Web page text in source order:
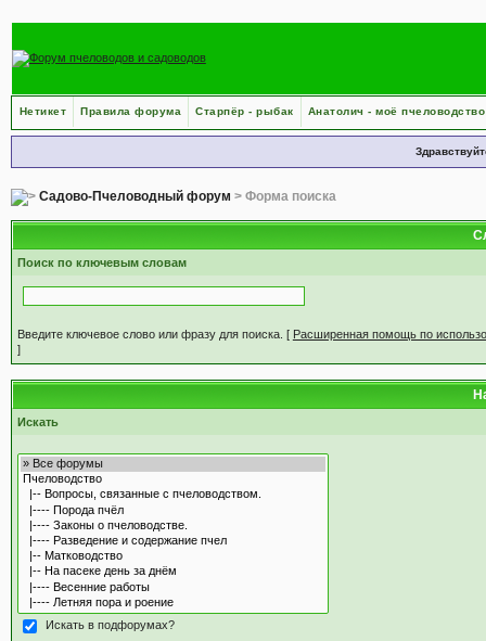
Нетикет Правила форума Старпёр - рыбак Анатолич - моё пчеловодство
Садово-Пчеловодный форум > Форма поиска
Поиск по ключевым словам
Введите ключевое слово или фразу для поиска. [ Расширенная помощь по
]
Искать
Искать в подфорумах?